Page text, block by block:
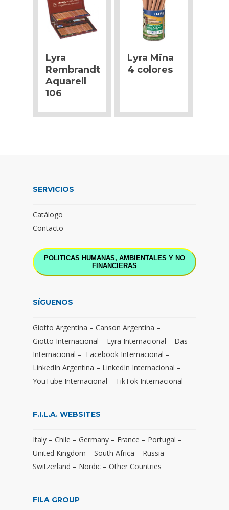
Lyra
Rembrandt
Aquarell
106
Lyra Mina
4 colores
SERVICIOS
Catálogo
Contacto
POLITICAS HUMANAS, AMBIENTALES Y NO
FINANCIERAS
SÍGUENOS
Giotto Argentina – Canson Argentina –
Giotto Internacional – Lyra Internacional – Das
Internacional – Facebook Internacional –
LinkedIn Argentina – LinkedIn Internacional –
YouTube Internacional – TikTok Internacional
F.I.L.A. WEBSITES
Italy – Chile – Germany – France – Portugal –
United Kingdom – South Africa – Russia –
Switzerland – Nordic – Other Countries
FILA GROUP